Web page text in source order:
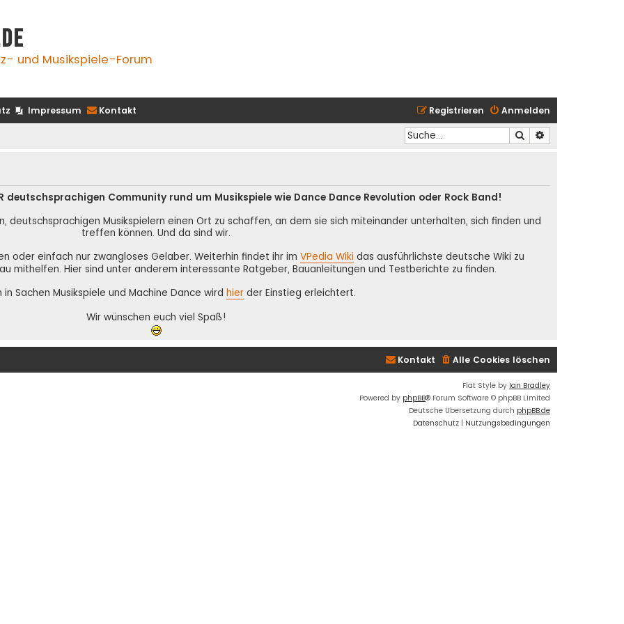
und Musikspiele-Forum
Impressum Kontakt Anmelden
Registrieren
Suche
deutschsprachigen Community rund um Musikspiele wie Dance Dance Revolution oder Rock Band!
deutschsprachigen Musikspielern einen Ort zu schaffen, an dem sie sich miteinander unterhalten, sich finden und
treffen können. Und da sind wir.
oder einfach nur zwangloses Gelaber. Weiterhin findet ihr im VPedia Wiki das ausführlichste deutsche Wiki zu
mithelfen. Hier sind unter anderem interessante Ratgeber, Bauanleitungen und Testberichte zu finden.
in Sachen Musikspiele und Machine Dance wird hier der Einstieg erleichtert.
Wir wünschen euch viel Spaß!
Alle Cookies löschen
Kontakt
Flat Style by Ian Bradley
Powered by phpBB® Forum Software © phpBB Limited
Deutsche Übersetzung durch phpBB.de
Datenschutz | Nutzungsbedingungen